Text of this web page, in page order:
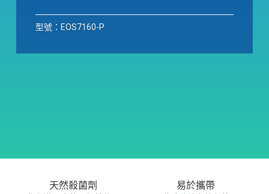
型號：EOS7160-P
天然殺菌劑 易於攜帶